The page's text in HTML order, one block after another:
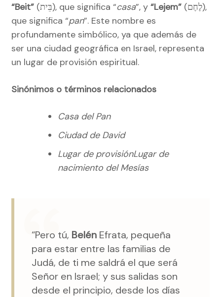
“Beit”
(בֵּית), que significa “casa”, y “Lejem” (לֶחֶם),
que significa “pan”. Este nombre es
profundamente simbólico, ya que además de
ser una ciudad geográfica en Israel, representa
un lugar de provisión espiritual.
Sinónimos o términos relacionados
Casa del Pan
Ciudad de David
Lugar de provisiónLugar de
nacimiento del Mesías
“Pero tú, Belén Efrata, pequeña
para estar entre las familias de
Judá, de ti me saldrá el que será
Señor en Israel; y sus salidas son
desde el principio, desde los días